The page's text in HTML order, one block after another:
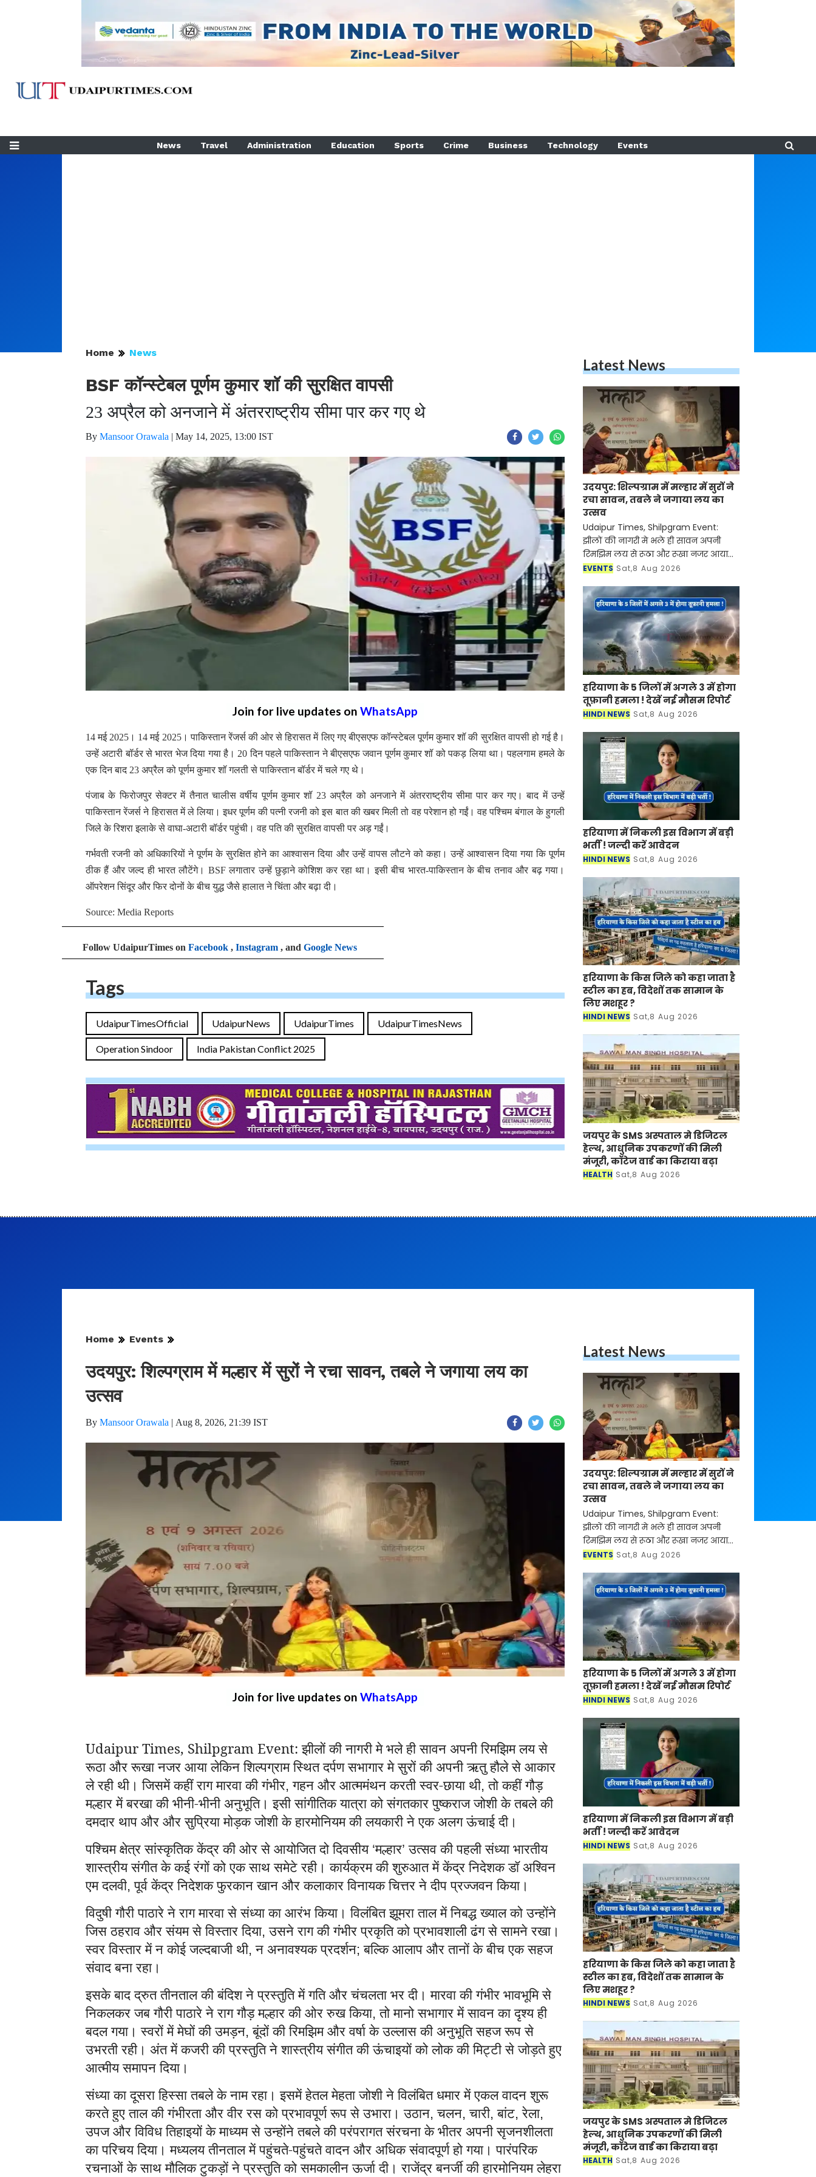
News Travel Administration Education Sports Crime Business Technology Events
Home News
BSF कॉन्स्टेबल पूर्णम कुमार शॉ की सुरक्षित वापसी
23 अप्रैल को अनजाने में अंतरराष्ट्रीय सीमा पार कर गए थे
By Mansoor Orawala | May 14, 2025, 13:00 IST
Join for live updates on WhatsApp
14 मई 2025। 14 मई 2025। पाकिस्तान रेंजर्स की ओर से हिरासत में लिए गए बीएसएफ कॉन्स्टेबल पूर्णम कुमार शॉ की सुरक्षित वापसी हो गई है।
उन्हें अटारी बॉर्डर से भारत भेज दिया गया है। 20 दिन पहले पाकिस्तान ने बीएसएफ जवान पूर्णम कुमार शॉ को पकड़ लिया था। पहलगाम हमले के
एक दिन बाद 23 अप्रैल को पूर्णम कुमार शॉ गलती से पाकिस्तान बॉर्डर में चले गए थे।
पंजाब के फिरोजपुर सेक्टर में तैनात चालीस वर्षीय पूर्णम कुमार शॉ 23 अप्रैल को अनजाने में अंतरराष्ट्रीय सीमा पार कर गए। बाद में उन्हें
पाकिस्तान रेंजर्स ने हिरासत में ले लिया। इधर पूर्णम की पत्नी रजनी को इस बात की खबर मिली तो वह परेशान हो गईं। वह पश्चिम बंगाल के हुगली
जिले के रिशरा इलाके से वाघा-अटारी बॉर्डर पहुंची। वह पति की सुरक्षित वापसी पर अड़ गईं।
गर्भवती रजनी को अधिकारियों ने पूर्णम के सुरक्षित होने का आश्वासन दिया और उन्हें वापस लौटने को कहा। उन्हें आश्वासन दिया गया कि पूर्णम
ठीक हैं और जल्द ही भारत लौटेंगे। BSF लगातार उन्हें छुड़ाने कोशिश कर रहा था। इसी बीच भारत-पाकिस्तान के बीच तनाव और बढ़ गया।
ऑपरेशन सिंदूर और फिर दोनों के बीच युद्ध जैसे हालात ने चिंता और बढ़ा दी।
Source: Media Reports
Follow UdaipurTimes on Facebook , Instagram , and Google News
Tags
UdaipurTimesOfficial UdaipurNews UdaipurTimes UdaipurTimesNews
Operation Sindoor India Pakistan Conflict 2025
Latest News
उदयपुर: शिल्पग्राम में मल्हार में सुरों ने
रचा सावन, तबले ने जगाया लय का
उत्सव
Udaipur Times, Shilpgram Event:
झीलों की नागरी मे भले ही सावन अपनी
रिमझिम लय से रूठा और रूखा नजर आया
लेकिन शिल्पग्राम स्थित दर्पण सभागार मे
थी। जिसमें कहीं राग म
EVENTS Sat,8 Aug 2026
हरियाणा के 5 जिलों में अगले 3 में होगा
तूफ़ानी हमला ! देखें नई मौसम रिपोर्ट
HINDI NEWS Sat,8 Aug 2026
हरियाणा में निकली इस विभाग में बड़ी
भर्ती ! जल्दी करें आवेदन
HINDI NEWS Sat,8 Aug 2026
हरियाणा के किस जिले को कहा जाता है
स्टील का हब, विदेशों तक सामान के
लिए मशहूर ?
HINDI NEWS Sat,8 Aug 2026
जयपुर के SMS अस्पताल मे डिजिटल
हेल्थ, आधुनिक उपकरणों की मिली
मंजूरी, कॉटेज वार्ड का किराया बढ़ा
HEALTH Sat,8 Aug 2026
Home Events
उदयपुर: शिल्पग्राम में मल्हार में सुरों ने रचा सावन, तबले ने जगाया लय का
उत्सव
By Mansoor Orawala | Aug 8, 2026, 21:39 IST
Join for live updates on WhatsApp
Udaipur Times, Shilpgram Event: झीलों की नागरी मे भले ही सावन अपनी रिमझिम लय से
रूठा और रूखा नजर आया लेकिन शिल्पग्राम स्थित दर्पण सभागार मे सुरों की अपनी ऋतु हौले से आकार
ले रही थी। जिसमें कहीं राग मारवा की गंभीर,गहन और आत्ममंथन करती स्वर-छाया थी,तो कहीं गौड़
मल्हार में बरखा की भीनी-भीनी अनुभूति। इसी सांगीतिक यात्रा को संगतकार पुष्कराज जोशी के तबले की
दमदार थाप और और सुप्रिया मोड़क जोशी के हारमोनियम की लयकारी ने एक अलग ऊंचाई दी।
पश्चिम क्षेत्र सांस्कृतिक केंद्र की ओर से आयोजित दो दिवसीय ‘मल्हार’उत्सव की पहली संध्या भारतीय
शास्त्रीय संगीत के कई रंगों को एक साथ समेटे रही। कार्यक्रम की शुरुआत में केंद्र निदेशक डॉ अश्विन
एम दलवी,पूर्व केंद्र निदेशक फुरकान खान और कलाकार विनायक चित्तर ने दीप प्रज्जवन किया।
विदुषी गौरी पाठारे ने राग मारवा से संध्या का आरंभ किया। विलंबित झूमरा ताल में निबद्ध ख्याल को उन्होंने
जिस ठहराव और संयम से विस्तार दिया,उसने राग की गंभीर प्रकृति को प्रभावशाली ढंग से सामने रखा।
स्वर विस्तार में न कोई जल्दबाजी थी,न अनावश्यक प्रदर्शन;बल्कि आलाप और तानों के बीच एक सहज
संवाद बना रहा।
इसके बाद द्रुत तीनताल की बंदिश ने प्रस्तुति में गति और चंचलता भर दी। मारवा की गंभीर भावभूमि से
निकलकर जब गौरी पाठारे ने राग गौड़ मल्हार की ओर रुख किया,तो मानो सभागार में सावन का दृश्य ही
बदल गया। स्वरों में मेघों की उमड़न,बूंदों की रिमझिम और वर्षा के उल्लास की अनुभूति सहज रूप से
उभरती रही। अंत में कजरी की प्रस्तुति ने शास्त्रीय संगीत की ऊंचाइयों को लोक की मिट्टी से जोड़ते हुए
आत्मीय समापन दिया।
संध्या का दूसरा हिस्सा तबले के नाम रहा। इसमें हेतल मेहता जोशी ने विलंबित धमार में एकल वादन शुरू
करते हुए ताल की गंभीरता और वीर रस को प्रभावपूर्ण रूप से उभारा। उठान,चलन,चारी,बांट,रेला,
उपज और विविध तिहाइयों के माध्यम से उन्होंने तबले की परंपरागत संरचना के भीतर अपनी सृजनशीलता
का परिचय दिया।मध्यलय तीनताल में पहुंचते-पहुंचते वादन और अधिक संवादपूर्ण हो गया। पारंपरिक
रचनाओं के साथ मौलिक टुकड़ों ने प्रस्तुति को समकालीन ऊर्जा दी। राजेंद्र बनर्जी की हारमोनियम लेहरा
Latest News
उदयपुर: शिल्पग्राम में मल्हार में सुरों ने
रचा सावन, तबले ने जगाया लय का
उत्सव
Udaipur Times, Shilpgram Event:
झीलों की नागरी मे भले ही सावन अपनी
रिमझिम लय से रूठा और रूखा नजर आया
लेकिन शिल्पग्राम स्थित दर्पण सभागार मे
थी। जिसमें कहीं राग म
EVENTS Sat,8 Aug 2026
हरियाणा के 5 जिलों में अगले 3 में होगा
तूफ़ानी हमला ! देखें नई मौसम रिपोर्ट
HINDI NEWS Sat,8 Aug 2026
हरियाणा में निकली इस विभाग में बड़ी
भर्ती ! जल्दी करें आवेदन
HINDI NEWS Sat,8 Aug 2026
हरियाणा के किस जिले को कहा जाता है
स्टील का हब, विदेशों तक सामान के
लिए मशहूर ?
HINDI NEWS Sat,8 Aug 2026
जयपुर के SMS अस्पताल मे डिजिटल
हेल्थ, आधुनिक उपकरणों की मिली
मंजूरी, कॉटेज वार्ड का किराया बढ़ा
HEALTH Sat,8 Aug 2026